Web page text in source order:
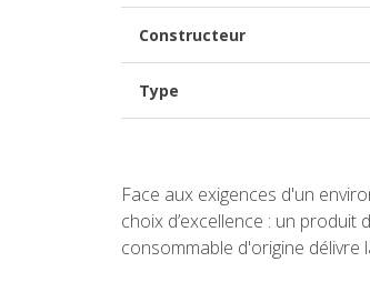
Constructeur
Type
Face aux exigences d'un
choix d’excellence : un
consommable d'origine